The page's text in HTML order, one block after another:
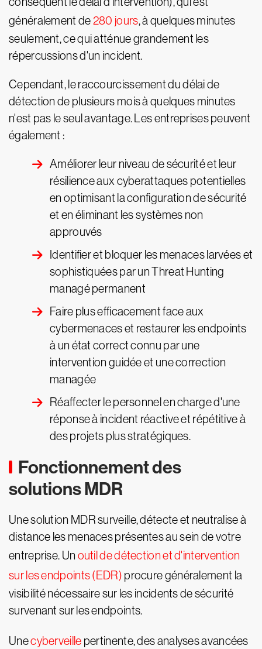
généralement de 280 jours, à quelques minutes
seulement, ce qui atténue grandement les
répercussions d'un incident.
Cependant, le raccourcissement du délai de
détection de plusieurs mois à quelques minutes
n'est pas le seul avantage. Les entreprises peuvent
également :
Améliorer leur niveau de sécurité et leur
résilience aux cyberattaques potentielles
en optimisant la configuration de sécurité
et en éliminant les systèmes non
approuvés
Identifier et bloquer les menaces larvées et
sophistiquées par un Threat Hunting
managé permanent
Faire plus efficacement face aux
cybermenaces et restaurer les endpoints
à un état correct connu par une
intervention guidée et une correction
managée
Réaffecter le personnel en charge d'une
réponse à incident réactive et répétitive à
des projets plus stratégiques.
Fonctionnement des
solutions MDR
Une solution MDR surveille, détecte et neutralise à
distance les menaces présentes au sein de votre
entreprise. Un outil de détection et d'intervention
sur les endpoints (EDR) procure généralement la
visibilité nécessaire sur les incidents de sécurité
survenant sur les endpoints.
Unecyberveille pertinente, des analyses avancées